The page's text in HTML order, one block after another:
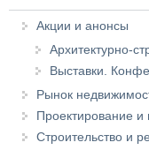
Акции и анонсы
Архитектурно-
Выставки.
Рынок
Проектирование
Строительство и